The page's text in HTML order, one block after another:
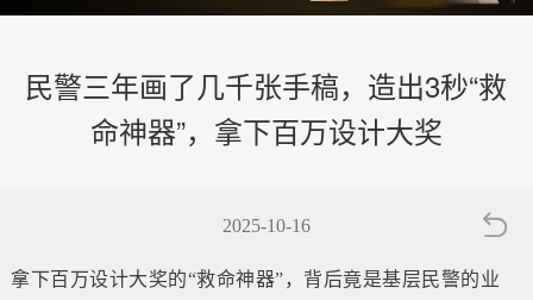
民警三年画了几千张手稿，造出3秒“救
命神器”，拿下百万设计大奖
2025-10-16
拿下百万设计大奖的“救命神器”，背后竟是基层民警的业